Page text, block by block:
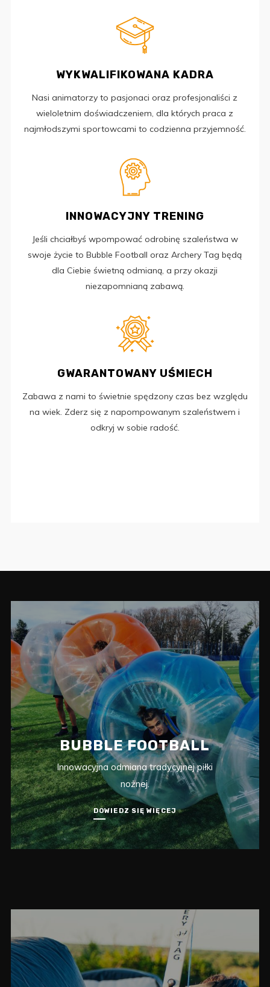
WYKWALIFIKOWANA KADRA
Nasi animatorzy to pasjonaci oraz profesjonaliści z
wieloletnim doświadczeniem, dla których praca z
najmłodszymi sportowcami to codzienna przyjemność.
INNOWACYJNY TRENING
Jeśli chciałbyś wpompować odrobinę szaleństwa w
swoje życie to Bubble Football oraz Archery Tag będą
dla Ciebie świetną odmianą, a przy okazji
niezapomnianą zabawą.
GWARANTOWANY UŚMIECH
Zabawa z nami to świetnie spędzony czas bez względu
na wiek. Zderz się z napompowanym szaleństwem i
odkryj w sobie radość.
BUBBLE FOOTBALL
Innowacyjna odmiana tradycyjnej piłki
nożnej.
DOWIEDZ SIĘ WIĘCEJ